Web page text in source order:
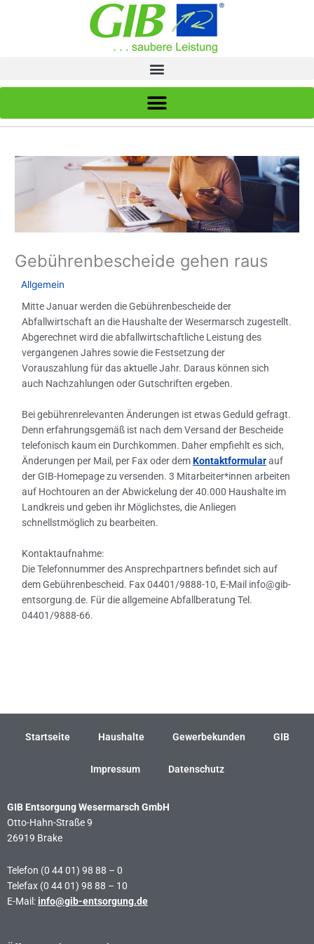
Gebührenbescheide gehen raus
/Allgemein
Mitte Januar werden die Gebührenbescheide der
Abfallwirtschaft an die Haushalte der Wesermarsch zugestellt.
Abgerechnet wird die abfallwirtschaftliche Leistung des
vergangenen Jahres sowie die Festsetzung der
Vorauszahlung für das aktuelle Jahr. Daraus können sich
auch Nachzahlungen oder Gutschriften ergeben.
Bei gebührenrelevanten Änderungen ist etwas Geduld gefragt.
Denn erfahrungsgemäß ist nach dem Versand der Bescheide
telefonisch kaum ein Durchkommen. Daher empfiehlt es sich,
Änderungen per Mail, per Fax oder demKontaktformularauf
der GIB-Homepage zu versenden. 3 Mitarbeiter*innen arbeiten
auf Hochtouren an der Abwickelung der 40.000 Haushalte im
Landkreis und geben ihr Möglichstes, die Anliegen
schnellstmöglich zu bearbeiten.
Kontaktaufnahme:
Die Telefonnummer des Ansprechpartners befindet sich auf
dem Gebührenbescheid. Fax 04401/9888-10, E-Mail info@gib-
entsorgung.de. Für die allgemeine Abfallberatung Tel.
04401/9888-66.
Startseite Haushalte Gewerbekunden GIB
Impressum Datenschutz
GIB Entsorgung Wesermarsch GmbH
Otto-Hahn-Straße 9
26919 Brake
Telefon (0 44 01) 98 88 – 0
Telefax (0 44 01) 98 88 – 10
E-Mail: info@gib-entsorgung.de